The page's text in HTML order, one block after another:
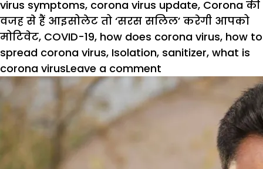
virus symptoms, corona virus update, Corona की
वजह से हैं आइसोलेट तो ‘सरस सलिल’ करेगी आपको
मोटिवेट, COVID-19, how does corona virus, how to
spread corona virus, Isolation, sanitizer, what is
corona virusLeave a comment
भोजपुरी
अभिनेता